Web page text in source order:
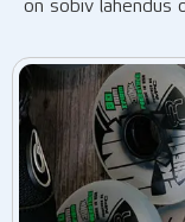
on sobiv lahendus